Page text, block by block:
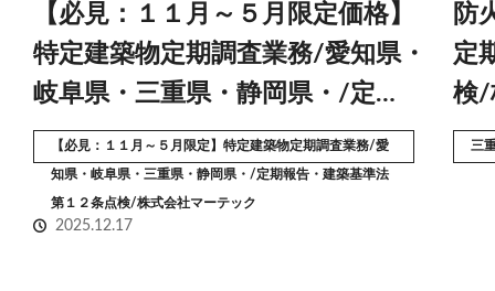
【必見：１１月～５月限定価格】
特定建築物定期調査業務/愛知県・
岐阜県・三重県・静岡県・/定…
【必見：１１月～５月限定】特定建築物定期調査業務/愛
知県・岐阜県・三重県・静岡県・/定期報告・建築基準法
第１２条点検/株式会社マーテック
2025.12.17
防
定
検/
三